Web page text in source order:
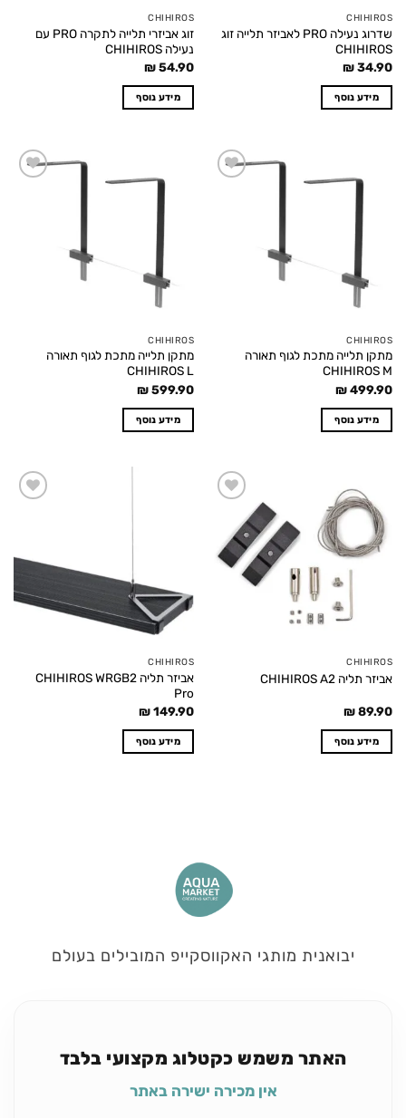
CHIHIROS
שדרוג נעילה PRO לאביזר תלייה זוג
CHIHIROS
₪34.90
מידע נוסף
CHIHIROS
זוג אביזרי תלייה לתקרה PRO עם
נעילה CHIHIROS
₪54.90
מידע נוסף
CHIHIROS
מתקן תלייה מתכת לגוף תאורה
CHIHIROS M
₪499.90
מידע נוסף
CHIHIROS
מתקן תלייה מתכת לגוף תאורה
CHIHIROS L
₪599.90
מידע נוסף
wishlist
CHIHIROS
אביזר תליה CHIHIROS A2
₪89.90
מידע נוסף
CHIHIROS
אביזר תליה CHIHIROS WRGB2
Pro
₪149.90
מידע נוסף
יבואנית מותגי האקווסקייפ המובילים בעולם
האתר משמש כקטלוג מקצועי בלבד
אין מכירה ישירה באתר